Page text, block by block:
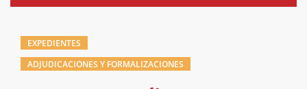
EXPEDIENTES
ADJUDICACIONES Y FORMALIZACIONES